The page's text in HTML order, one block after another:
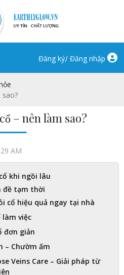
Đăng ký/ Đăng nhập
sao?
– nên làm sao?
AM
khi ngồi lâu
đề tạm thời
cổ hiệu quả ngay tại nhà
việc
đơn giản
– Chườm ấm
Veins Care – Giải pháp từ